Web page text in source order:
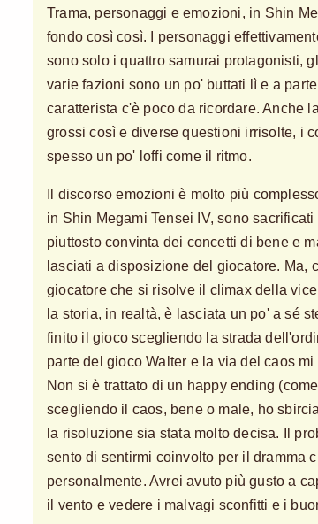
Trama, personaggi e emozioni, in Shin
fondo così così. I personaggi
sono solo i quattro samurai protagonisti,
varie fazioni sono un po' buttati lì e a
caratterista c'è poco da ricordare. Anche
grossi così e diverse questioni irrisolte, i
spesso un po' loffi come il ritmo.
Il discorso emozioni è molto più
in Shin Megami Tensei IV, sono
piuttosto convinta dei concetti di bene e
lasciati a disposizione del giocatore. Ma,
giocatore che si risolve il climax della
la storia, in realtà, è lasciata un po' a sé
finito il gioco scegliendo la strada
parte del gioco Walter e la via del caos
Non si è trattato di un happy ending
scegliendo il caos, bene o male, ho
la risoluzione sia stata molto decisa. Il
sento di sentirmi coinvolto per il dramma
personalmente. Avrei avuto più gusto a
il vento e vedere i malvagi sconfitti e i